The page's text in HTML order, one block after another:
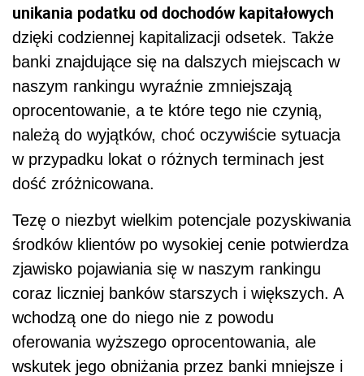
unikania podatku od dochodów kapitałowych
dzięki codziennej kapitalizacji odsetek. Także
banki znajdujące się na dalszych miejscach w
naszym rankingu wyraźnie zmniejszają
oprocentowanie, a te które tego nie czynią,
należą do wyjątków, choć oczywiście sytuacja
w przypadku lokat o różnych terminach jest
dość zróżnicowana.
Tezę o niezbyt wielkim potencjale pozyskiwania
środków klientów po wysokiej cenie potwierdza
zjawisko pojawiania się w naszym rankingu
coraz liczniej banków starszych i większych. A
wchodzą one do niego nie z powodu
oferowania wyższego oprocentowania, ale
wskutek jego obniżania przez banki mniejsze i